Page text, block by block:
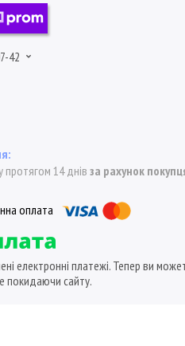
42
протягом 14 днів за рахунок
електронні платежі. Тепер ви
покидаючи сайту.